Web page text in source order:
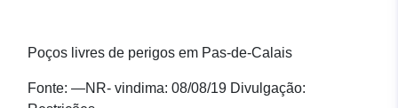
em Pas-de-Calais
Poços livres de perigos em Pas-de-Calais
Fonte: —NR- vindima: 08/08/19 Divulgação: